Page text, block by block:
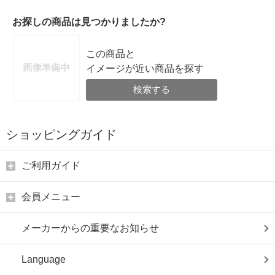
お探しの商品は見つかりましたか?
この商品と
イメージが近い商品を探す
検索する
ショッピングガイド
ご利用ガイド
会員メニュー
メーカーからの重要なお知らせ
Language